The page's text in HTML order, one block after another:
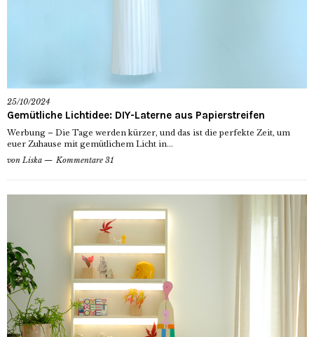
25/10/2024
Gemütliche Lichtidee: DIY-Laterne aus Papierstreifen
Werbung – Die Tage werden kürzer, und das ist die perfekte Zeit, um
euer Zuhause mit gemütlichem Licht in...
von Liska Kommentare 31